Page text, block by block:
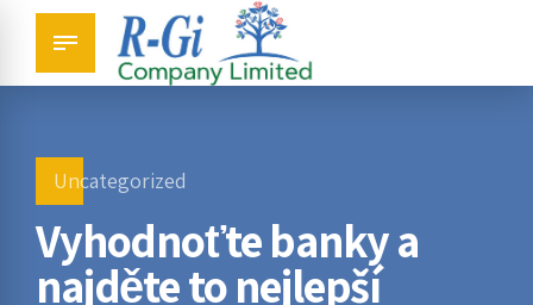
Uncategorized
Vyhodnoťte banky a
najděte to nejlepší